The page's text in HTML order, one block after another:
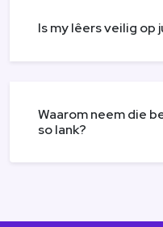
Is my lêers veilig op
Waarom neem die
so lank?